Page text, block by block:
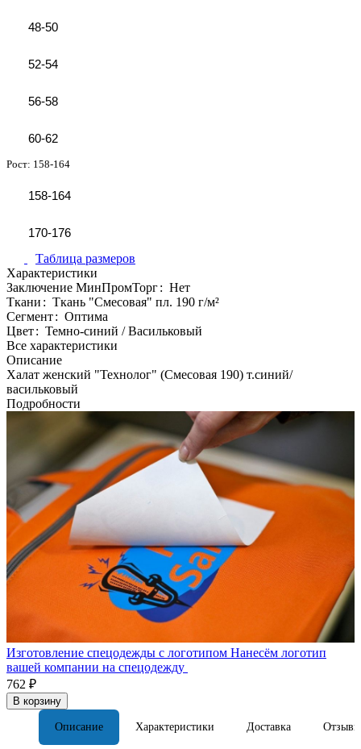
48-50
52-54
56-58
60-62
Рост: 158-164
158-164
170-176
Таблица размеров
Характеристики
Заключение МинПромТорг: Нет
Ткани: Ткань "Смесовая" пл. 190 г/м²
Сегмент: Оптима
Цвет: Темно-синий / Васильковый
Все характеристики
Описание
Халат женский "Технолог" (Смесовая 190) т.синий/
васильковый
Подробности
Изготовление спецодежды с логотипом Нанесём логотип
вашей компании на спецодежду
762 ₽
В корзину
Описание Характеристики Доставка Отзывы